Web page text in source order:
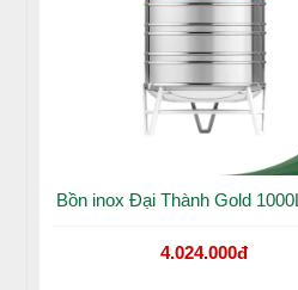
Bồn inox Đại Thành Gold
4.024.000đ